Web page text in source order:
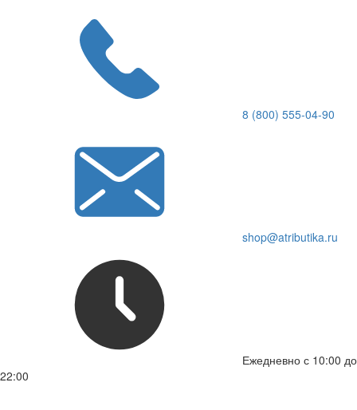
8 (800) 555-04-90
shop@atributika.ru
Ежедневно с 10:00 до
22:00